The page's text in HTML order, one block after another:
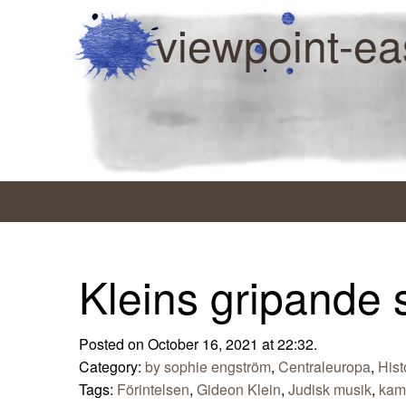
viewpoint-
Kleins gripande
Posted on October 16, 2021 at 22:32.
Category: by sophie engström, Centraleuropa,
Tags: Förintelsen, Gideon Klein, Judisk musik,